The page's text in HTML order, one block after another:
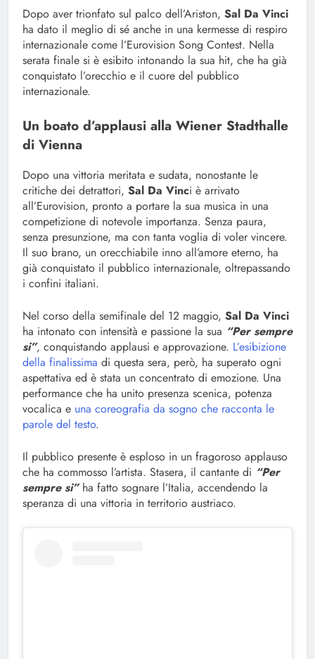
Dopo aver trionfato sul palco dell’Ariston, Sal Da Vinci
ha dato il meglio di sé anche in una kermesse di respiro
internazionale come l’Eurovision Song Contest. Nella
serata finale si è esibito intonando la sua hit, che ha già
conquistato l’orecchio e il cuore del pubblico
internazionale.
Un boato d’applausi alla Wiener Stadthalle
di Vienna
Dopo una vittoria meritata e sudata, nonostante le
critiche dei detrattori, Sal Da Vinci è arrivato
all’Eurovision, pronto a portare la sua musica in una
competizione di notevole importanza. Senza paura,
senza presunzione, ma con tanta voglia di voler vincere.
Il suo brano, un orecchiabile inno all’amore eterno, ha
già conquistato il pubblico internazionale, oltrepassando
i confini italiani.
Nel corso della semifinale del 12 maggio, Sal Da Vinci
ha intonato con intensità e passione la sua “Per sempre
si”, conquistando applausi e approvazione. L’esibizione
della finalissima di questa sera, però, ha superato ogni
aspettativa ed è stata un concentrato di emozione. Una
performance che ha unito presenza scenica, potenza
vocalica e una coreografia da sogno che racconta le
parole del testo.
Il pubblico presente è esploso in un fragoroso applauso
che ha commosso l’artista. Stasera, il cantante di “Per
sempre si”ha fatto sognare l’Italia, accendendo la
speranza di una vittoria in territorio austriaco.